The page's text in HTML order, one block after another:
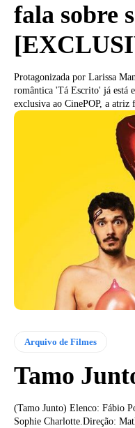
fala sobre
Protagonizada por Larissa
romântica 'Tá Escrito' já está
exclusiva ao CinePOP, a atriz
Arquivo de Filmes
Tamo
(Tamo Junto) Elenco: Fábio
Sophie Charlotte.Direção: